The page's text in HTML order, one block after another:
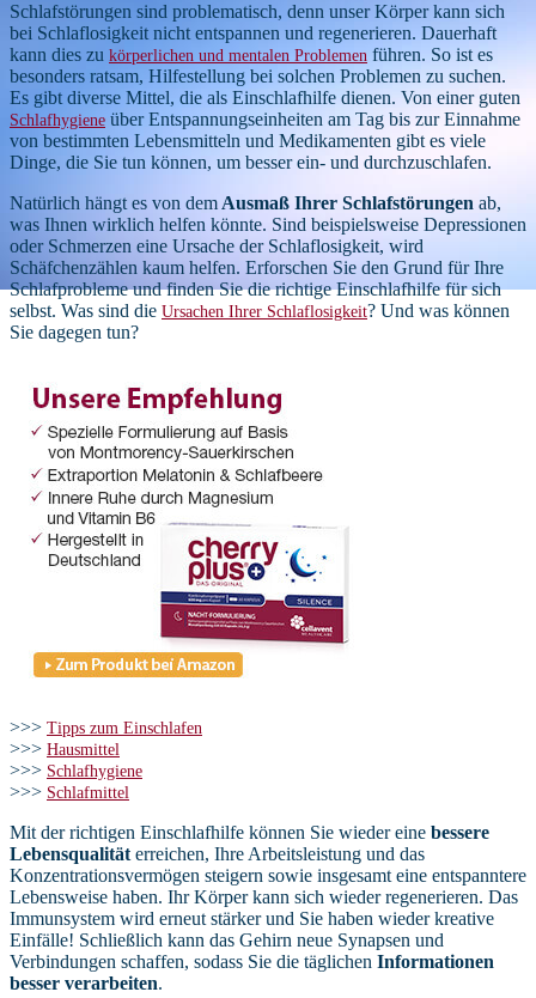
Schlafstörungen sind problematisch, denn unser Körper kann sich
bei Schlaflosigkeit nicht entspannen und regenerieren. Dauerhaft
kann dies zu körperlichen und mentalen Problemen führen. So ist es
besonders ratsam, Hilfestellung bei solchen Problemen zu suchen.
Es gibt diverse Mittel, die als Einschlafhilfe dienen. Von einer guten
Schlafhygiene über Entspannungseinheiten am Tag bis zur Einnahme
von bestimmten Lebensmitteln und Medikamenten gibt es viele
Dinge, die Sie tun können, um besser ein- und durchzuschlafen.
Natürlich hängt es von demAusmaß Ihrer Schlafstörungen ab,
was Ihnen wirklich helfen könnte. Sind beispielsweise Depressionen
oder Schmerzen eine Ursache der Schlaflosigkeit, wird
Schäfchenzählen kaum helfen. Erforschen Sie den Grund für Ihre
Schlafprobleme und finden Sie die richtige Einschlafhilfe für sich
selbst. Was sind die Ursachen Ihrer Schlaflosigkeit? Und was können
Sie dagegen tun?
>>> Tipps zum Einschlafen
>>> Hausmittel
>>> Schlafhygiene
>>> Schlafmittel
Mit der richtigen Einschlafhilfe können Sie wieder eine bessere
Lebensqualitäterreichen, Ihre Arbeitsleistung und das
Konzentrationsvermögen steigern sowie insgesamt eine entspanntere
Lebensweise haben. Ihr Körper kann sich wieder regenerieren. Das
Immunsystem wird erneut stärker und Sie haben wieder kreative
Einfälle! Schließlich kann das Gehirn neue Synapsen und
Verbindungen schaffen, sodass Sie die täglichen Informationen
besser verarbeiten.